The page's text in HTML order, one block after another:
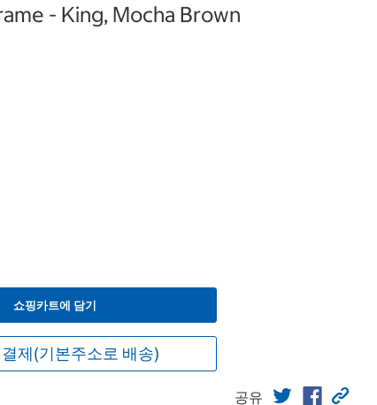
- King, Mocha Brown
쇼핑카트에 담기
제(기본주소로 배송)
공유